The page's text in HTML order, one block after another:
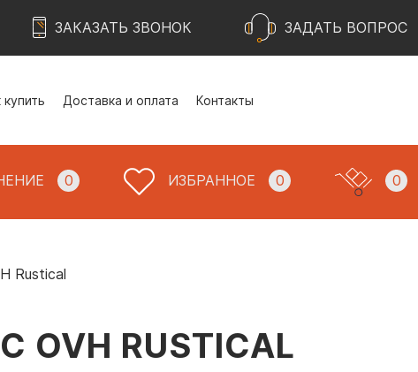
ЗАКАЗАТЬ ЗВОНОК ЗАДАТЬ ВОПРОС
купить Доставка и оплата Контакты
0 ИЗБРАННОЕ 0 0
Rustical
RUSTICAL